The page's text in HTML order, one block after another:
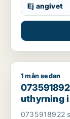
Ej angivet
0735918922
1 mån sedan
uthyrning i
eller
0735918922